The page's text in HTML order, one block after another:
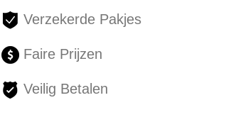
Verzekerde Pakjes
Faire Prijzen
Veilig Betalen